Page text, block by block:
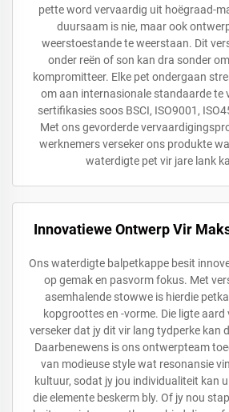
pette word vervaardig uit hoëgraad-
duursaam is nie, maar ook
weerstoestande te weerstaan. Dit
onder reën of son kan dra sonder
kompromitteer. Elke pet ondergaan
om aan internasionale standaarde te
sertifikasies soos BSCI, ISO9001,
Met ons gevorderde
werknemers verseker ons produkte
waterdigte pet vir jare lank
Innovatiewe Ontwerp Vir
Ons waterdigte balpetkappe besit
op gemak en pasvorm fokus. Met
asemhalende stowwe is hierdie
kopgroottes en -vorme. Die ligte
verseker dat jy dit vir lang tydperke kan
Daarbenewens is ons ontwerpteam
van modieuse style wat resonansie
kultuur, sodat jy jou individualiteit kan
die elemente beskerm bly. Of jy nou